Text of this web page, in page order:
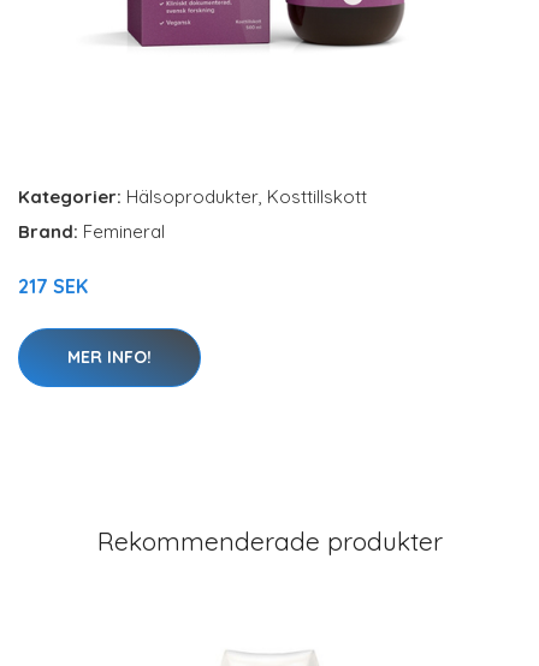
Kategorier: Hälsoprodukter, Kosttillskott
Brand: Femineral
217 SEK
MER INFO!
Rekommenderade produkter